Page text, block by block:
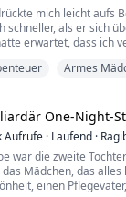
aus den Schatten,
mich leicht aufs
schneller, als er sich
erwartet, dass ich
taten, aber nichts
nach Luft, als
Armes
One-Night-
Aufrufe · Laufend ·
war die zweite
Mädchen, das
einen